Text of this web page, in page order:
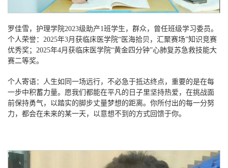
罗佳雪，护理学院2023级助产1班学生，群众，曾任班级学习委员。
个人荣誉：2025年3月获临床医学院“医海拾贝，汇聚赛场”知识竞赛
优秀奖；2025年4月获临床医学院“黄金四分钟”心肺复苏急救技能大
赛二等奖。
个人寄语：人生如同一场远行，不必急于抵达终点，重要的是在每
一步中积蓄力量。愿我们都能在平凡的日子里坚持热爱，在挑战面
前保持勇气，以踏实的脚步丈量梦想的距离。你所付出的每一分努
力，都会在未来的某一天，以意想不到的方式回馈于你。